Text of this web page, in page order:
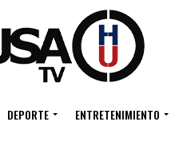
DEPORTE ENTRETENIMIENTO